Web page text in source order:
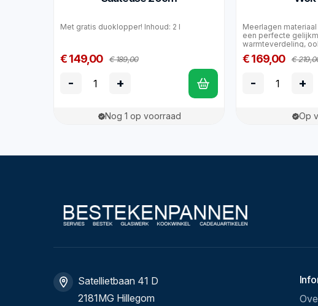
Met gratis duoklopper! Inhoud: 2 l
€ 149,00 € 189,00
- +
Nog 1 op voorraad
Meerlagen
een perfecte
warmteverdeling,
€ 169,00 €
- +
Op
Satellietbaan 41 D
2181MG Hillegom